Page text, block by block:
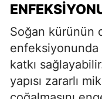
Soğan kürünün
enfeksiyonunda
katkı
yapısı zararlı